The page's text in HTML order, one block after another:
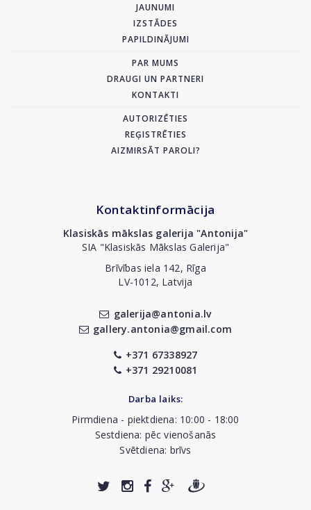
JAUNUMI
IZSTĀDES
PAPILDINĀJUMI
PAR MUMS
DRAUGI UN PARTNERI
KONTAKTI
AUTORIZĒTIES
REĢISTRĒTIES
AIZMIRSĀT PAROLI?
Kontaktinformācija
Klasiskās mākslas galerija "Antonija"
SIA "Klasiskās Mākslas Galerija"
Brīvības iela 142, Rīga
LV-1012, Latvija
galerija@antonia.lv
gallery.antonia@gmail.com
+371 67338927
+371 29210081
Darba laiks:
Pirmdiena - piektdiena: 10:00 - 18:00
Sestdiena: pēc vienošanās
Svētdiena: brīvs